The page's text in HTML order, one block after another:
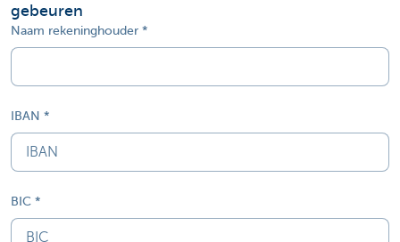
gebeuren
Naam rekeninghouder
IBAN
BIC